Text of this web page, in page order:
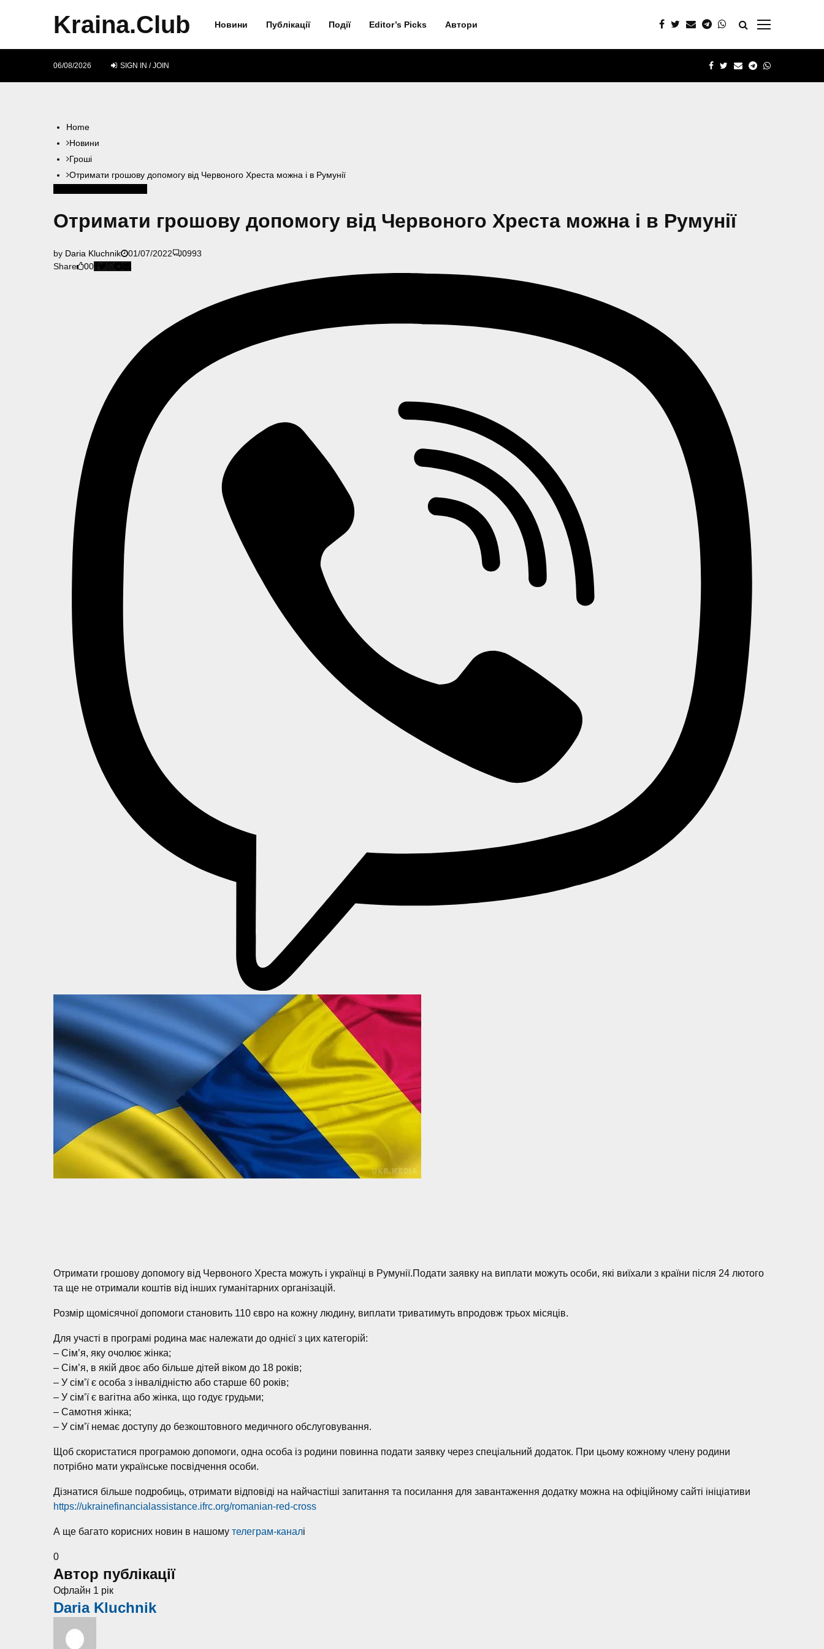
Kraina.Club Новини Публікації Події Editor’s Picks Автори
06/08/2026 SIGN IN / JOIN FACEBOOK
TWITTER
EMAILTELEGRAM
WHATSAPP
Home
Новини
Гроші
Отримати грошову допомогу від Червоного Хреста можна і в Румунії
Отримати грошову допомогу від Червоного Хреста можна і в Румунії
by Daria Kluchnik 01/07/2022 0993
Share
00
Отримати грошову допомогу від Червоного Хреста можуть і українці в Румунії.Подати заявку на виплати можуть особи, які виїхали з країни після 24 лютого
та ще не отримали коштів від інших гуманітарних організацій.
Розмір щомісячної допомоги становить 110 євро на кожну людину, виплати триватимуть впродовж трьох місяців.
Для участі в програмі родина має належати до однієї з цих категорій:
– Сім’я, яку очолює жінка;
– Сім’я, в якій двоє або більше дітей віком до 18 років;
– У сім’ї є особа з інвалідністю або старше 60 років;
– У сім’ї є вагітна або жінка, що годує грудьми;
– Самотня жінка;
– У сім’ї немає доступу до безкоштовного медичного обслуговування.
Щоб скористатися програмою допомоги, одна особа із родини повинна подати заявку через спеціальний додаток. При цьому кожному члену родини
потрібно мати українське посвідчення особи.
Дізнатися більше подробиць, отримати відповіді на найчастіші запитання та посилання для завантаження додатку можна на офіційному сайті ініціативи
https://ukrainefinancialassistance.ifrc.org/romanian-red-cross
А ще багато корисних новин в нашому телеграм-каналі
0
Автор публікації
Офлайн 1 рік
Daria Kluchnik